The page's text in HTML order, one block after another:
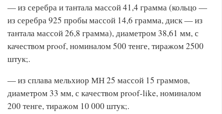
— из серебра и тантала массой 41,4 грамма (кольцо —
из серебра 925 пробы массой 14,6 грамма, диск — из
тантала массой 26,8 грамма), диаметром 38,61 мм, с
качеством proof, номиналом 500 тенге, тиражом 2500
штук;.
— из сплава мельхиор МН 25 массой 15 граммов,
диаметром 33 мм, с качеством proof-like, номиналом
200 тенге, тиражом 10 000 штук;.